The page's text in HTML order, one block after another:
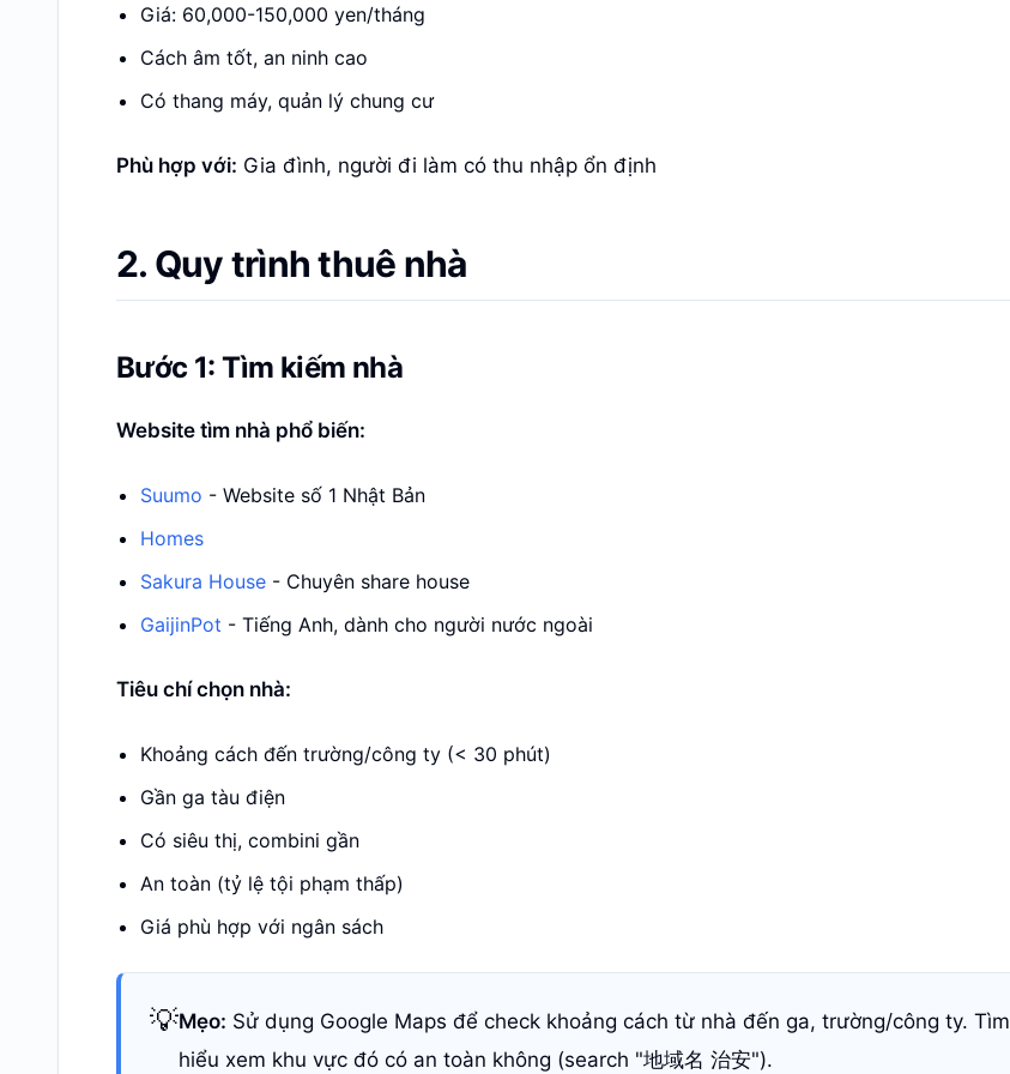
Giá: 60,000-150,000 yen/tháng
Cách âm tốt, an ninh cao
Có thang máy, quản lý chung cư
Phù hợp với: Gia đình, người đi làm có thu nhập ổn định
2. Quy trình thuê nhà
Bước 1: Tìm kiếm nhà
Website tìm nhà phổ biến:
Suumo - Website số 1 Nhật Bản
Homes
Sakura House - Chuyên share house
GaijinPot - Tiếng Anh, dành cho người nước ngoài
Tiêu chí chọn nhà:
Khoảng cách đến trường/công ty (< 30 phút)
Gần ga tàu điện
Có siêu thị, combini gần
An toàn (tỷ lệ tội phạm thấp)
Giá phù hợp với ngân sách
💡Mẹo: Sử dụng Google Maps để check khoảng cách từ nhà đến ga, trường/công ty. Tìm
hiểu xem khu vực đó có an toàn không (search "地域名 治安").